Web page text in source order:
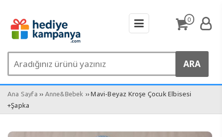
0
Ana Sayfa ›› Anne&Bebek ›› Mavi-Beyaz Kroşe Çocuk Elbisesi
+Şapka